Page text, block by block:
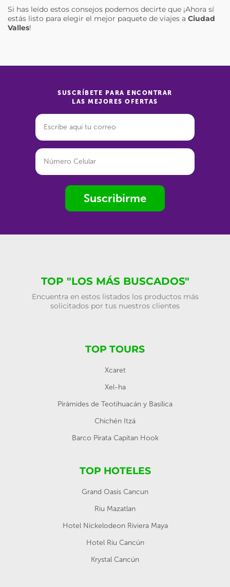
Si has leído estos consejos podemos decirte que ¡Ahora sí
estás listo para elegir el mejor paquete de viajes a Ciudad
Valles!
SUSCRÍBETE PARA ENCONTRAR
LAS MEJORES OFERTAS
Suscribirme
TOP "LOS MÁS BUSCADOS"
Encuentra en estos listados los productos más
solicitados por tus nuestros clientes
TOP TOURS
Xcaret
Xel-ha
Pirámides de Teotihuacán y Basílica
Chichén Itzá
Barco Pirata Capitan Hook
TOP HOTELES
Grand Oasis Cancun
Riu Mazatlan
Hotel Nickelodeon Riviera Maya
Hotel Riu Cancún
Krystal Cancún